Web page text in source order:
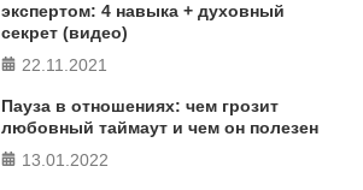
экспертом: 4 навыка + духовный
секрет (видео)
22.11.2021
Пауза в отношениях: чем грозит
любовный таймаут и чем он полезен
13.01.2022